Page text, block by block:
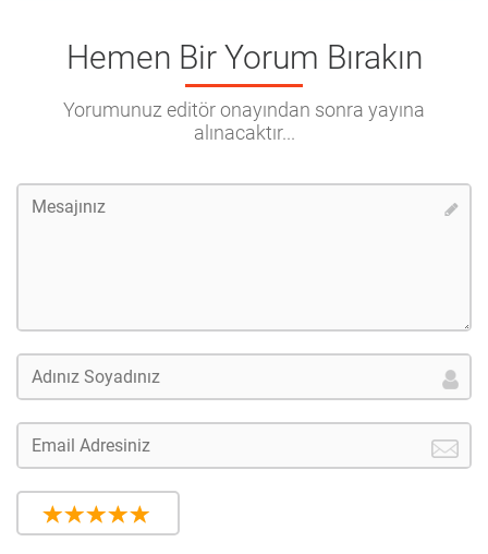
Hemen Bir Yorum Bırakın
Yorumunuz editör onayından sonra yayına
alınacaktır...